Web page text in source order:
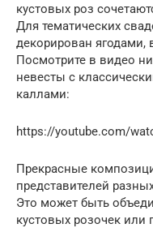
кустовых роз
Для тематических
декорирован
Посмотрите в видео
невесты с
каллами:
https://youtube.com/
Прекрасные
представителей
Это может быть
кустовых розочек или